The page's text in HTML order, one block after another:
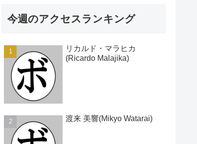
今週のアクセスランキング
リカルド・マラヒカ
(Ricardo Malajika)
渡来 美響(Mikyo Watarai)